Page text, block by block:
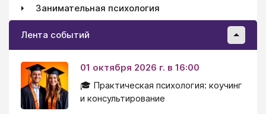
Занимательная психология
Лента событий
01 октября 2026 г. в 16:00
🎓 Практическая психология: коучинг
и консультирование